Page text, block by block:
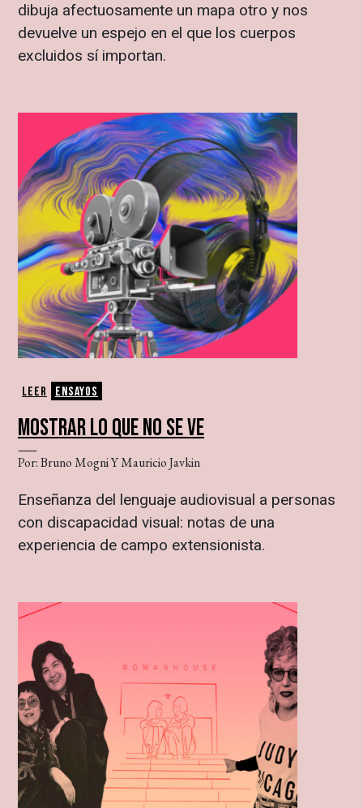
dibuja afectuosamente un mapa otro y nos
devuelve un espejo en el que los cuerpos
excluidos sí importan.
Leer Ensayos
MOSTRAR LO QUE NO SE VE
Por: Bruno Mogni Y Mauricio Javkin
Enseñanza del lenguaje audiovisual a personas
con discapacidad visual: notas de una
experiencia de campo extensionista.